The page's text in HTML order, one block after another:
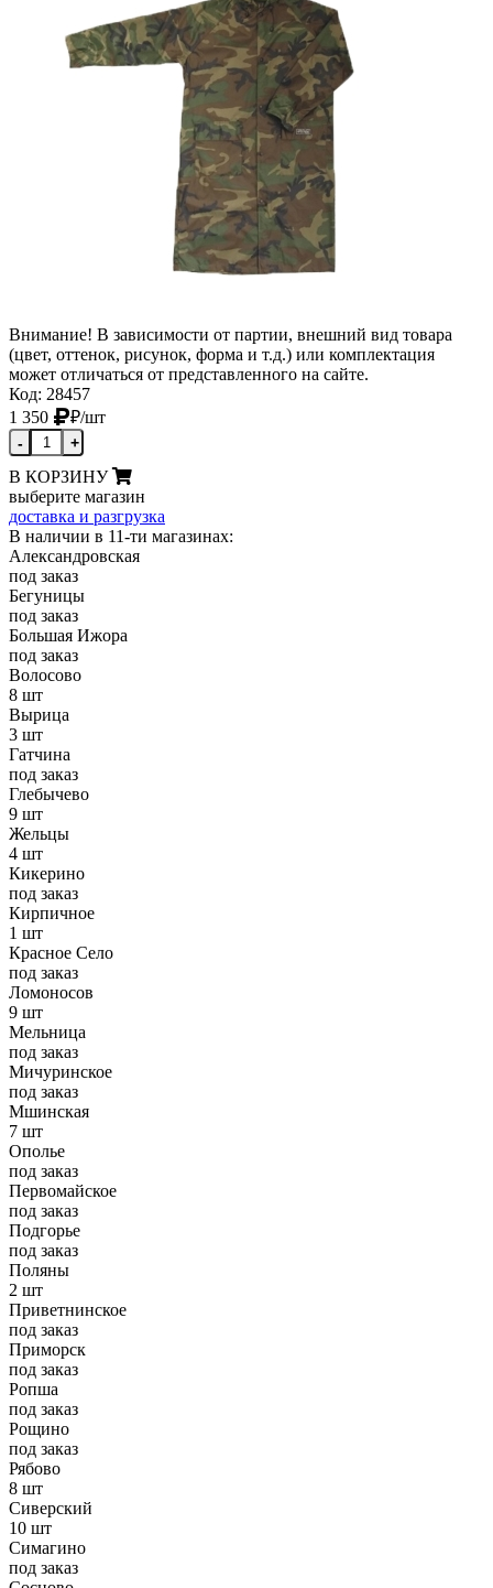
Внимание! В зависимости от партии, внешний вид товара
(цвет, оттенок, рисунок, форма и т.д.) или комплектация
может отличаться от представленного на сайте.
Код: 28457
1 350
₽/шт
- +
В КОРЗИНУ
выберите магазин
доставка и разгрузка
В наличии в 11-ти магазинах:
Александровская
под заказ
Бегуницы
под заказ
Большая Ижора
под заказ
Волосово
8 шт
Вырица
3 шт
Гатчина
под заказ
Глебычево
9 шт
Жельцы
4 шт
Кикерино
под заказ
Кирпичное
1 шт
Красное Село
под заказ
Ломоносов
9 шт
Мельница
под заказ
Мичуринское
под заказ
Мшинская
7 шт
Ополье
под заказ
Первомайское
под заказ
Подгорье
под заказ
Поляны
2 шт
Приветнинское
под заказ
Приморск
под заказ
Ропша
под заказ
Рощино
под заказ
Рябово
8 шт
Сиверский
10 шт
Симагино
под заказ